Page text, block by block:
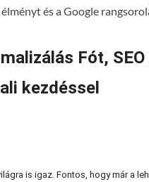
és a Google
Fót,
kezdéssel
is igaz. Fontos, hogy már a